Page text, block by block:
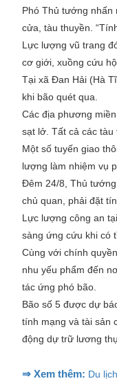
Phó Thủ tướng nhấn
cửa, tàu thuyền.
Lực lượng vũ trang
cơ giới, xuồng cứu
Tại xã Đan Hải (Hà
khi bão quét qua.
Các địa phương
sạt lở. Tất cả các
Một số tuyến giao
lượng làm nhiệm vụ
Đêm 24/8, Thủ
chủ quan, phải đặt
Lực lượng công an
sàng ứng cứu khi có
Cùng với chính
nhu yếu phẩm đến
tác ứng phó bão.
Bão số 5 được dự
tính mạng và tài sản
động dự trữ lương
⇒ Xem thêm: Du